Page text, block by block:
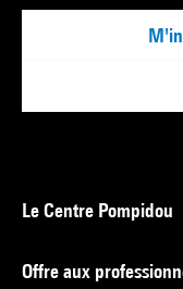
Le Centre Pompidou
Offre aux